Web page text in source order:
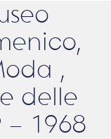
,
delle
– 1968